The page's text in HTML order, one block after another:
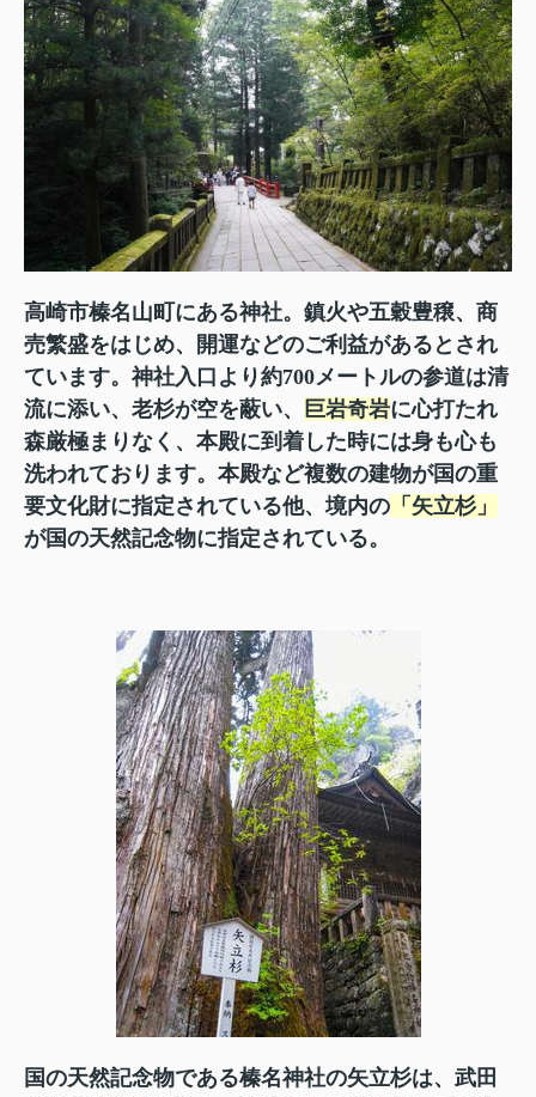
高崎市榛名山町にある神社。鎮火や五穀豊穣、商
売繁盛をはじめ、開運などのご利益があるとされ
ています。神社入口より約700メートルの参道は清
流に添い、老杉が空を蔽い、
巨岩奇岩に心打たれ
森厳極まりなく、本殿に到着した時には身も心も
洗われております。本殿など複数の建物が国の重
要文化財に指定されている他、境内の 「矢立杉」
が国の天然記念物に指定されている。
国の天然記念物である榛名神社の矢立杉は、武田